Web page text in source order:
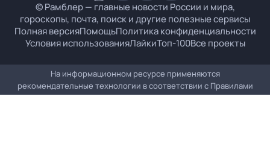
© Рамблер — главные новости России и мира,
гороскопы, почта, поиск и другие полезные сервисы
Полная версияПомощьПолитика конфиденциальности
Условия использованияЛайкиТоп-100Все проекты
На информационном ресурсе применяются
рекомендательные технологии в соответствии с Правилами